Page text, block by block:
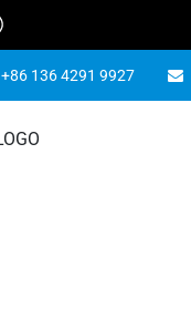
+86 136 4291 9927